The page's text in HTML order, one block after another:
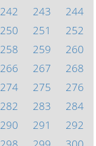
242 243
244
250 251
252
258 259
260
266 267
268
274 275
276
282 283
284
290 291
292